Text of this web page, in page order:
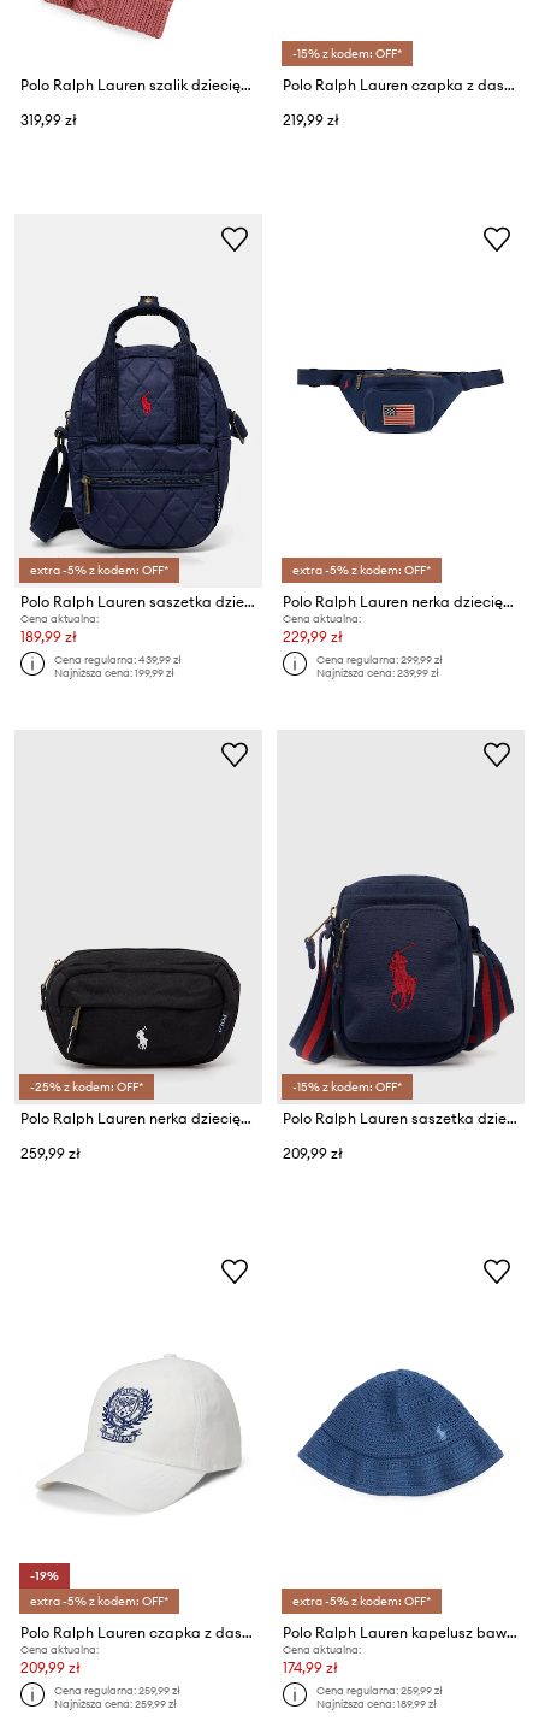
Polo Ralph Lauren szalik dziecięcy z bawełną
319,99 zł
-15% z kodem: OFF*
Polo Ralph Lauren czapka z daszkiem dziecięca bawełniana Wimbledon
219,99 zł
extra -5% z kodem: OFF*
Polo Ralph Lauren saszetka dziecięca
Cena aktualna:
189,99 zł
Cena regularna:439,99 zł
Najniższa cena:199,99 zł
extra -5% z kodem: OFF*
Polo Ralph Lauren nerka dziecięca
Cena aktualna:
229,99 zł
Cena regularna:299,99 zł
Najniższa cena:239,99 zł
-25% z kodem: OFF*
Polo Ralph Lauren nerka dziecięca
259,99 zł
-15% z kodem: OFF*
Polo Ralph Lauren saszetka dziecięca
209,99 zł
-19%
extra -5% z kodem: OFF*
Polo Ralph Lauren czapka z daszkiem dziecięca lniana Wimbledon
Cena aktualna:
209,99 zł
Cena regularna:259,99 zł
Najniższa cena:259,99 zł
extra -5% z kodem: OFF*
Polo Ralph Lauren kapelusz bawełniany dziecięcy
Cena aktualna:
174,99 zł
Cena regularna:259,99 zł
Najniższa cena:189,99 zł